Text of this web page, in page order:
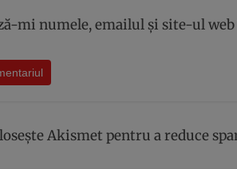
mi numele, emailul și site-ul
Akismet pentru a reduce